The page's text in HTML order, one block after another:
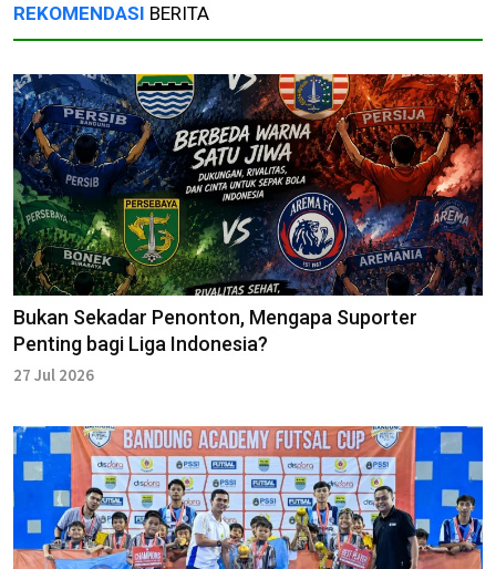
REKOMENDASI BERITA
Bukan Sekadar Penonton, Mengapa Suporter
Penting bagi Liga Indonesia?
27 Jul 2026